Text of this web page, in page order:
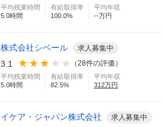
平均残業時間
5.0時間
有給取得率
100.0%
平均年収
--万円
株式会社シベール 求人募集中
3.1 （28件の評価）
平均残業時間
5.0時間
有給取得率
82.5%
平均年収
312万円
イケア・ジャパン株式会社 求人募集中